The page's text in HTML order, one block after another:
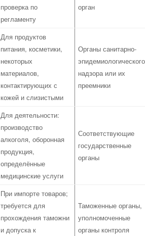
проверка по
регламенту
орган
Для продуктов
питания, косметики,
некоторых
материалов,
контактирующих с
кожей и слизистыми
Органы санитарно-
эпидемиологического
надзора или их
преемники
Для деятельности:
производство
алкоголя, оборонная
продукция,
определённые
медицинские услуги
Соответствующие
государственные
органы
При импорте товаров;
требуется для
прохождения таможни
и допуска к
Таможенные органы,
уполномоченные
органы контроля